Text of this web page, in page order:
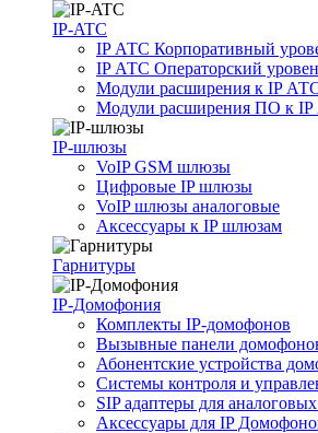
IP-ATC
IP АТС Корпоративный
IP АТС Операторский
Модули расширения к IP
Модули расширения ПО к
IP-шлюзы
VoIP GSM шлюзы
Цифровые IP шлюзы
VoIP шлюзы аналоговые
Аксессуары к IP шлюзам
Гарнитуры
IP-Домофония
Комплекты IP-домофонов
Вызывные панели
Абонентские устройства
Системы контроля и
SIP адаптеры для
Аксессуары для IP